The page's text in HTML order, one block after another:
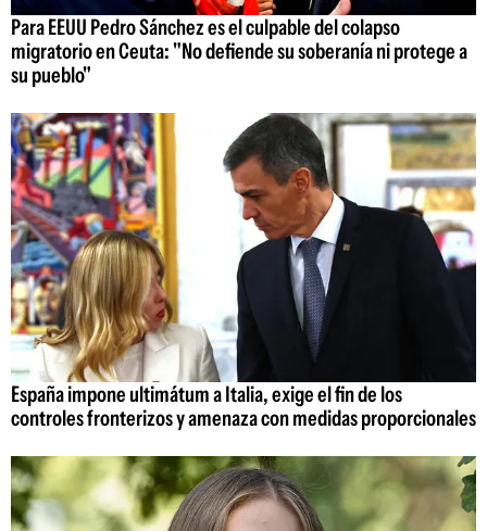
Para EEUU Pedro Sánchez es el culpable del colapso
migratorio en Ceuta: "No defiende su soberanía ni protege a
su pueblo"
España impone ultimátum a Italia, exige el fin de los
controles fronterizos y amenaza con medidas proporcionales